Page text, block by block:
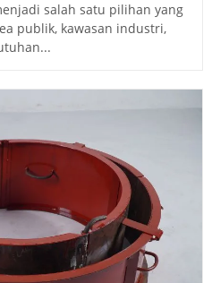
salah satu pilihan yang
publik, kawasan industri,